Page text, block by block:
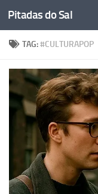
Skip to content
Pitadas do Sal
TAG:#CULTURAPOP